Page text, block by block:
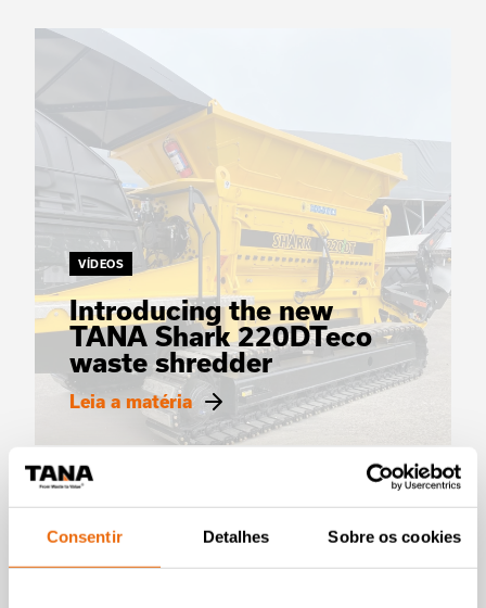
Consentir Detalhes Sobre os cookies
VÍDEOS
Introducing the new
TANA Shark 220DTeco
waste shredder
Leia a matéria